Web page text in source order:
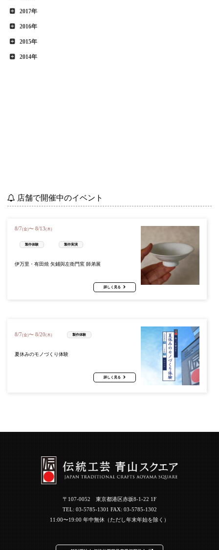
2017年
2016年
2015年
2014年
店舗で開催中のイベント
8/7(金)〜 8/13(木)
製作体験 製作実演
伊万里・有田焼 矢鋪與左衛門窯 師弟展
詳しく見る
8/7(金)〜 8/20(木) 製作体験
夏休みのモノづくり体験
詳しく見る
〒107-0052 東京都港区赤坂8-1-22 1F
TEL: 03-5785-1301 FAX: 03-5785-1302
11:00〜19:00 年中無休（ただし年末年始を除く）